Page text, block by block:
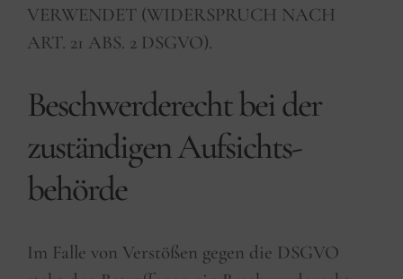
VERWENDET (WIDERSPRUCH NACH
ART. 21 ABS. 2 DSGVO).
Beschwerde­recht bei der
zuständigen Aufsichts­
behörde
Im Falle von Verstößen gegen die DSGVO